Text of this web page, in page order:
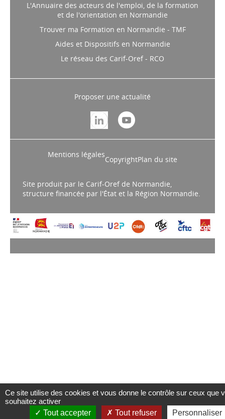
L'Annuaire des acteurs de l'emploi, de la formation
et de l'orientation en Normandie
Trouver ma Formation en Normandie - TMF
Aides et Dispositifs en Normandie
Le réseau des Carif-Oref - RCO
Proposer une actualité
Mentions légales
CopyrightPlan du site
Site produit par le Carif-Oref de Normandie,
structure financée par l'État et la Région Normandie.
Ce site utilise des cookies et vous donne le contrôle sur ceux que
souhaitez activer
Tout accepter
Tout refuser Personnaliser